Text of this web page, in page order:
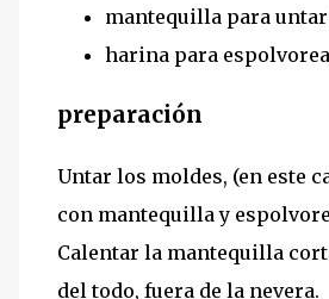
mantequilla para
harina para
preparación
Untar los moldes, (en este
con mantequilla y
Calentar la mantequilla
del todo, fuera de la nevera.